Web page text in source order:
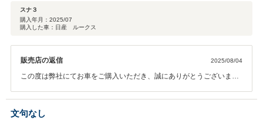
とうございました。 また、ご縁がありましたらよろしくお願いします。
スナ３
購入年月： 2025/07
購入した車：日産 ルークス
販売店の返信 2025/08/04
この度は弊社にてお車をご購入いただき、誠にありがとうございまし
絡くださいませ。 今後とも、よろしくお願い致します。
文句なし